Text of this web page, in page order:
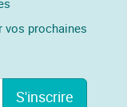
vos prochaines
S'inscrire